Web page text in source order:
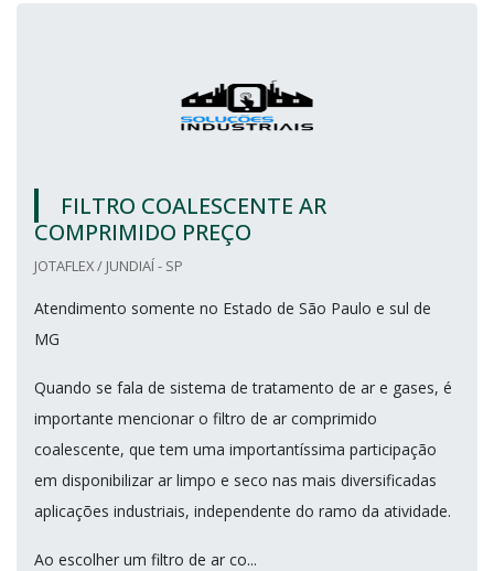
FILTRO COALESCENTE AR
COMPRIMIDO PREÇO
JOTAFLEX / JUNDIAÍ - SP
Atendimento somente no Estado de São Paulo e sul de
MG
Quando se fala de sistema de tratamento de ar e gases, é
importante mencionar o filtro de ar comprimido
coalescente, que tem uma importantíssima participação
em disponibilizar ar limpo e seco nas mais diversificadas
aplicações industriais, independente do ramo da atividade.
Ao escolher um filtro de ar co...